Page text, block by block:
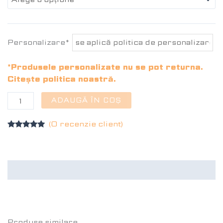
Personalizare*
*Produsele personalizate nu se pot returna.
Citește politica noastră.
ADAUGĂ ÎN COȘ
singure
(O recenzie client)